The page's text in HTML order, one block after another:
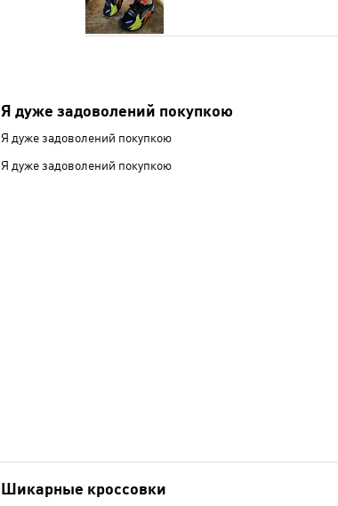
Я дуже задоволений покупкою
Я дуже задоволений покупкою
Я дуже задоволений покупкою
Шикарные кроссовки